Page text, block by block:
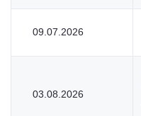
09.07.2026
03.08.2026